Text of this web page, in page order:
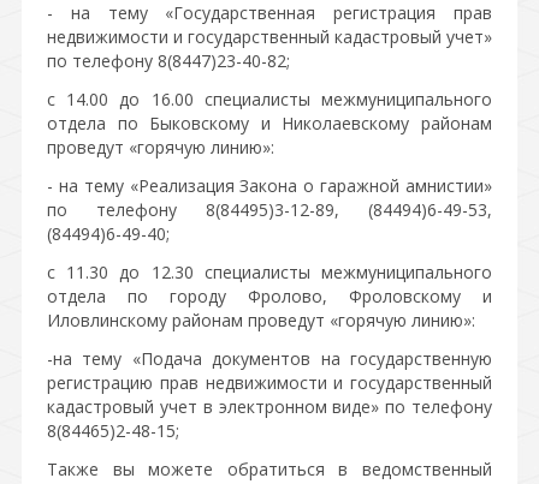
- на тему «Государственная регистрация прав
недвижимости и государственный кадастровый учет»
по телефону 8(8447)23-40-82;
с 14.00 до 16.00 специалисты межмуниципального
отдела по Быковскому и Николаевскому районам
проведут «горячую линию»:
- на тему «Реализация Закона о гаражной амнистии»
по телефону 8(84495)3-12-89, (84494)6-49-53,
(84494)6-49-40;
с 11.30 до 12.30 специалисты межмуниципального
отдела по городу Фролово, Фроловскому и
Иловлинскому районам проведут «горячую линию»:
-на тему «Подача документов на государственную
регистрацию прав недвижимости и государственный
кадастровый учет в электронном виде» по телефону
8(84465)2-48-15;
Также вы можете обратиться в ведомственный